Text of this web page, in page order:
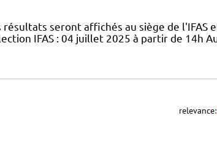
seront affichés au siège de l'IFAS
IFAS : 04 juillet 2025 à partir de 14h
relevance: